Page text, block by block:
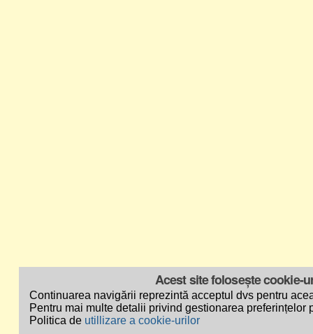
Acest site folosește cookie-
Continuarea navigării reprezintă acceptul dvs pentru
Pentru mai multe detalii privind gestionarea preferințelor
Politica de utillizare a cookie-urilor